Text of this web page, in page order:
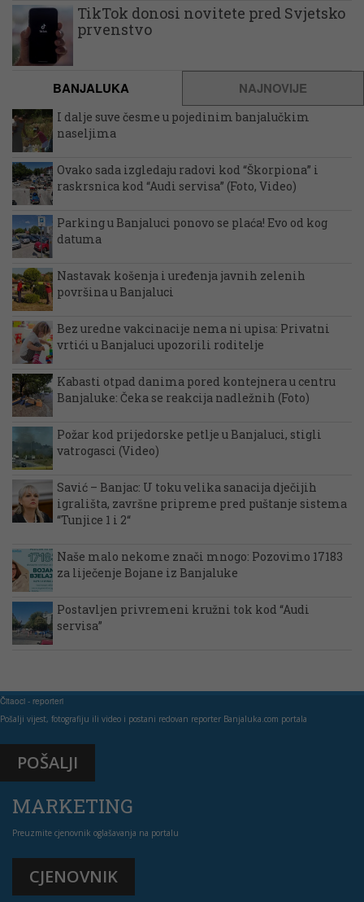
TikTok donosi novitete pred Svjetsko
prvenstvo
BANJALUKA NAJNOVIJE
I dalje suve česme u pojedinim banjalučkim
naseljima
Ovako sada izgledaju radovi kod “Škorpiona” i
raskrsnica kod “Audi servisa” (Foto, Video)
Parking u Banjaluci ponovo se plaća! Evo od kog
datuma
Nastavak košenja i uređenja javnih zelenih
površina u Banjaluci
Bez uredne vakcinacije nema ni upisa: Privatni
vrtići u Banjaluci upozorili roditelje
Kabasti otpad danima pored kontejnera u centru
Banjaluke: Čeka se reakcija nadležnih (Foto)
Požar kod prijedorske petlje u Banjaluci, stigli
vatrogasci (Video)
Savić – Banjac: U toku velika sanacija dječijih
igrališta, završne pripreme pred puštanje sistema
“Tunjice 1 i 2“
Naše malo nekome znači mnogo: Pozovimo 17183
za liječenje Bojane iz Banjaluke
Postavljen privremeni kružni tok kod “Audi
servisa”
Čitaoci - reporteri
Pošalji vijest, fotografiju ili video i postani redovan reporter Banjaluka.com portala
POŠALJI
MARKETING
Preuzmite cjenovnik oglašavanja na portalu
CJENOVNIK